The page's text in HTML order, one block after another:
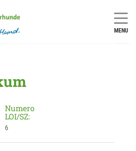
MENU
Numero
LOI/SZ:
6